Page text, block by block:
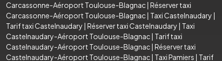
Carcassonne-Aéroport Toulouse-Blagnac| Réserver taxi
Carcassonne-Aéroport Toulouse-Blagnac| Taxi Castelnaudary |
Tarif taxi Castelnaudary | Réserver taxi Castelnaudary | Taxi
Castelnaudary-Aéroport Toulouse-Blagnac| Tarif taxi
Castelnaudary-Aéroport Toulouse-Blagnac| Réserver taxi
Castelnaudary-Aéroport Toulouse-Blagnac| Taxi Pamiers | Tarif